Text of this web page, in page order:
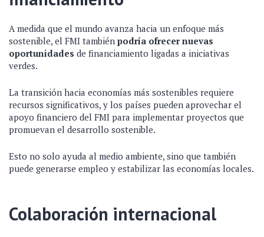
A medida que el mundo avanza hacia un enfoque más
sostenible, el FMI también podría ofrecer nuevas
oportunidades de financiamiento ligadas a iniciativas
verdes.
La transición hacia economías más sostenibles requiere
recursos significativos, y los países pueden aprovechar el
apoyo financiero del FMI para implementar proyectos que
promuevan el desarrollo sostenible.
Esto no solo ayuda al medio ambiente, sino que también
puede generarse empleo y estabilizar las economías locales.
Colaboración internacional